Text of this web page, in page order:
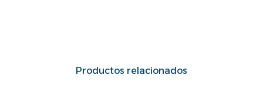
Productos relacionados